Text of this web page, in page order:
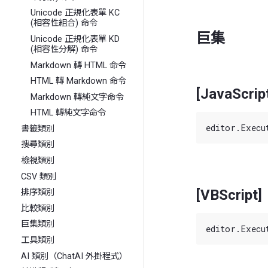
Unicode 正規化表單 KC
(相容性組合) 命令
Unicode 正規化表單 KD
(相容性分解) 命令
Markdown 轉 HTML 命令
HTML 轉 Markdown 命令
Markdown 轉純文字命令
HTML 轉純文字命令
書籤類別
搜尋類別
檢視類別
CSV 類別
排序類別
比較類別
巨集類別
工具類別
AI 類別（ChatAI 外掛程式）
巨集
[VBScript]